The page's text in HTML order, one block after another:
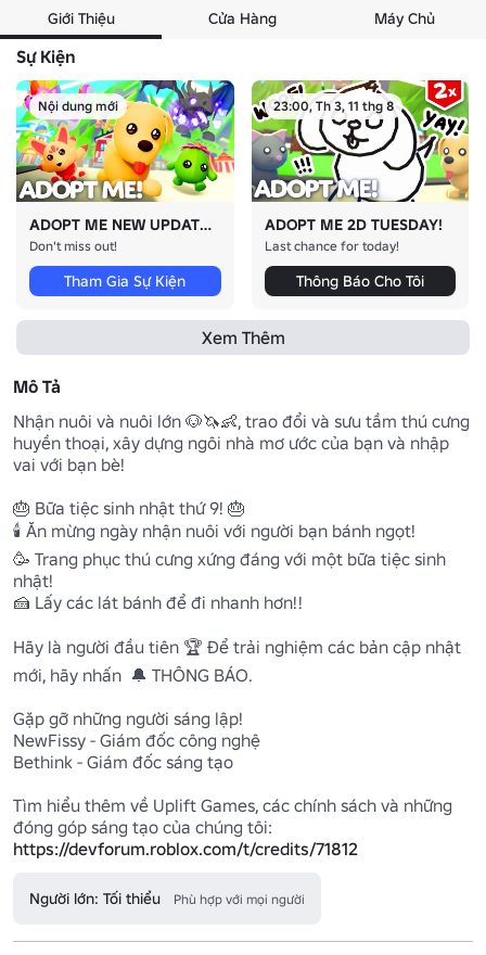
Giới Thiệu Cửa Hàng Máy Chủ
Sự Kiện
Nội dung mới
ADOPT ME NEW UPDATE!
Don't miss out!
Tham Gia Sự Kiện
23:00, Th 3, 11 thg 8
ADOPT ME 2D TUESDAY!
Last chance for today!
Thông Báo Cho Tôi
Xem Thêm
Mô Tả
Nhận nuôi và nuôi lớn 🐶🦄👶, trao đổi và sưu tầm thú cưng
huyền thoại, xây dựng ngôi nhà mơ ước của bạn và nhập
vai với bạn bè!
🎂 Bữa tiệc sinh nhật thứ 9! 🎂
🕯️ Ăn mừng ngày nhận nuôi với người bạn bánh ngọt!
🥳 Trang phục thú cưng xứng đáng với một bữa tiệc sinh
nhật!
🍰 Lấy các lát bánh để đi nhanh hơn!!
Hãy là người đầu tiên 🏆 Để trải nghiệm các bản cập nhật
mới, hãy nhấn  🔔 THÔNG BÁO.
Gặp gỡ những người sáng lập!
NewFissy - Giám đốc công nghệ
Bethink - Giám đốc sáng tạo
Tìm hiểu thêm về Uplift Games, các chính sách và những
https://devforum.roblox.com/t/credits/71812
Người lớn: Tối thiểu Phù hợp với mọi người